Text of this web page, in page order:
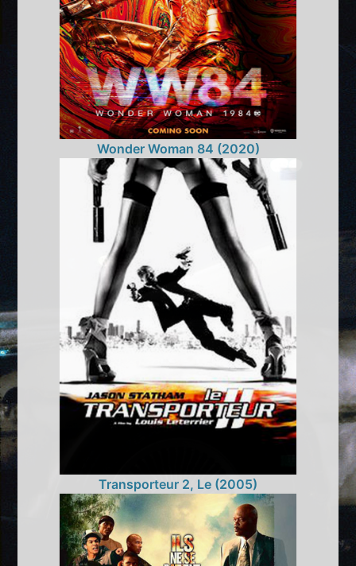
Wonder Woman 84 (2020)
Transporteur 2, Le (2005)